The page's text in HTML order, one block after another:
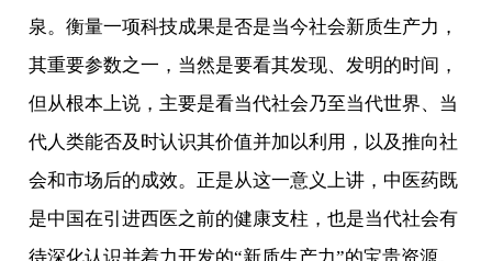
泉。衡量一项科技成果是否是当今社会新质生产力，
其重要参数之一，当然是要看其发现、发明的时间，
但从根本上说，主要是看当代社会乃至当代世界、当
代人类能否及时认识其价值并加以利用，以及推向社
会和市场后的成效。正是从这一意义上讲，中医药既
是中国在引进西医之前的健康支柱，也是当代社会有
待深化认识并着力开发的“新质生产力”的宝贵资源。